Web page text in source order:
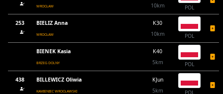
WROCŁAW
10km
POL
253 BIELIZ Anna
WROCŁAW
K30
10km
POL
BIENEK Kasia
BRZEG DOLNY
K40
5km
POL
438 BILLEWICZ Oliwia
KAMIENIEC WROCŁAWSKI
KJun
5km